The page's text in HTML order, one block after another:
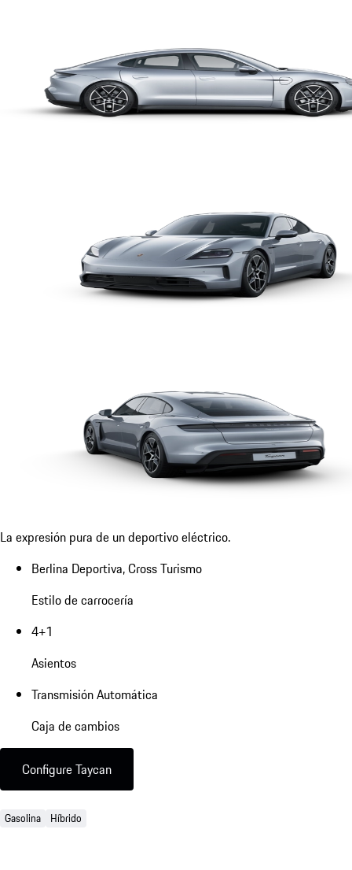
La expresión pura de un deportivo eléctrico.
Berlina Deportiva, Cross Turismo
Estilo de carrocería
4+1
Asientos
Transmisión Automática
Caja de cambios
Configure Taycan
Gasolina Híbrido